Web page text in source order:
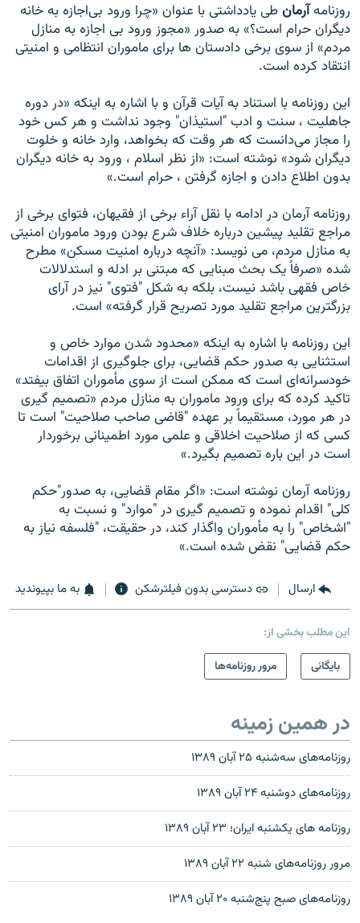
روزنامهآرمانطی يادداشتی با عنوان «چرا ورود بی‌اجازه به خانه
ديگران حرام است؟» به صدور «مجوز ورود بی اجازه به منازل
مردم» از سوی برخی دادستان ها برای ماموران انتظامی و امنيتی
انتقاد کرده است.
اين روزنامه با استناد به آيات قرآن و با اشاره به اينکه «در دوره
جاهليت ، سنت و ادب "استيذان" وجود نداشت و هر کس خود
را مجاز می‌دانست که هر وقت که بخواهد، وارد خانه و خلوت
ديگران شود» نوشته است: «از نظر اسلام ، ورود به خانه ديگران
بدون اطلاع دادن و اجازه گرفتن ، حرام است.»
روزنامه آرمان در ادامه با نقل آراء برخی از فقيهان، فتوای برخی از
مراجع تقليد پيشين درباره خلاف شرع بودن ورود ماموران امنيتی
به منازل مردم، می نویسد: «آنچه درباره امنيت مسکن» مطرح
شده «صرفاً يک بحث مبنايی که مبتنی بر ادله و استدلالات
خاص فقهی باشد نيست، بلکه به شکل "فتوی" نيز در آرای
بزرگترين مراجع تقليد مورد تصريح قرار گرفته» است.
اين روزنامه با اشاره به اينکه «محدود شدن موارد خاص و
استثنايی به صدور حکم قضايی، برای جلوگيری از اقدامات
خودسرانه‌ای است که ممکن است از سوی مأموران اتفاق بيفتد»
تاکيد کرده که برای ورود ماموران به منازل مردم «تصميم گيری
در هر مورد، مستقيماً بر عهده "قاضی صاحب صلاحيت" است تا
کسی که از صلاحيت اخلاقی و علمی مورد اطمينانی برخوردار
است در اين باره تصميم بگيرد.»
روزنامه آرمان نوشته است: «اگر مقام قضايی، به صدور"حکم
کلی" اقدام نموده و تصميم گيری در "موارد" و نسبت به
"اشخاص" را به مأموران واگذار کند، در حقيقت، "فلسفه نياز به
حکم قضايی" نقض شده است.»
ارسال دسترسی بدون فیلترشکن به ما بپیوندید
این مطلب بخشی از:
بایگانی
مرور روزنامه‌ها
در همین زمینه
روزنامه‌های سه‌شنبه ۲۵ آبان ۱۳۸۹
روزنامه‌های دوشنبه ۲۴ آبان ۱۳۸۹
روزنامه های يکشنبه ایران؛ ۲۳ آبان ۱۳۸۹
مرور روزنامه‌های شنبه ۲۲ آبان ۱۳۸۹
روزنامه‌های صبح پنج‌شنبه ۲۰ آبان ۱۳۸۹